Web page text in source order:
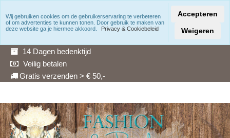
Snelle levering
14 Dagen bedenktijd
Veilig betalen
Gratis verzenden > € 50,-
Wij gebruiken cookies om de gebruikerservaring te verbeteren
of om advertenties te kunnen tonen. Door gebruik te maken van
deze website ga je hiermee akkoord.
Privacy & Cookiebeleid
Accepteren
Weigeren